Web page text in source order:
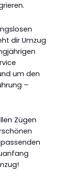
dir Umzug
um den
–
Zügen